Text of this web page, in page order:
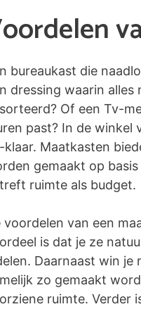
bureaukast die
dressing waarin
Of een Tv-
past? In de winkel
klaar. Maatkasten
gemaakt op
ruimte als budget.
voordelen van een
is dat je ze
Daarnaast win je
zo gemaakt
ruimte. Verder